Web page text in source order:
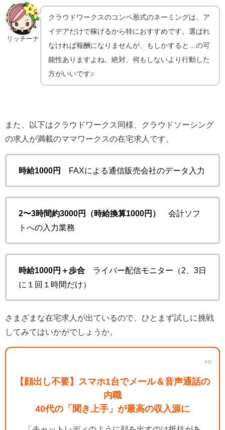
リッチーナ
クラウドワークスのコンペ形式のネーミングは、ア
イデアだけで稼げるから特におすすめです。選ばれ
なければ報酬になりませんが、もしかすると…の可
能性ありますよね。絶対、何もしないより行動した
方がいいです♪
また、以下はクラウドワークス同様、クラウドソーシング
の求人が満載のママワークスの在宅求人です。
時給1000円 FAXによる通信販売会社のデータ入力
2〜3時間約3000円（時給換算1000円）
会計ソフ
トへの入力業務
時給1000円＋歩合 ライバー配信モニター（2、3日
に１回１時間だけ）
さまざまな在宅求人が出ているので、ひとまず試しに挑戦
してみてはいかがでしょうか。
PR
【顔出し不要】スマホ1台でメール＆音声通話の
内職
40代の「聞き上手」が最高の収入源に